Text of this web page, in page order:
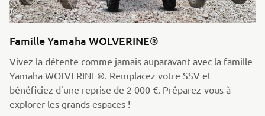
Famille Yamaha WOLVERINE®
Vivez la détente comme jamais auparavant avec la famille
Yamaha WOLVERINE®. Remplacez votre SSV et
bénéficiez d'une reprise de 2 000 €. Préparez-vous à
explorer les grands espaces !